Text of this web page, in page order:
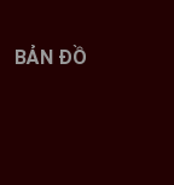
BẢN ĐỒ